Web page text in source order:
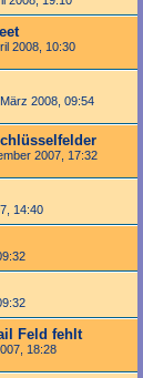
2008, 10:30
2008, 09:54
2007, 17:32
14:40
Feld fehlt
18:28